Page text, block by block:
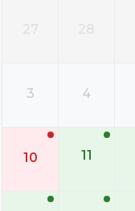
27 28
3 4
10 11